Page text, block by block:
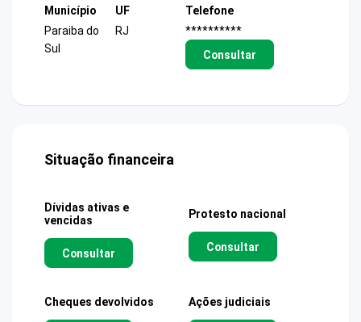
Município
Paraiba do
Sul
UF
RJ
Telefone
**********
Consultar
Situação financeira
Dívidas ativas e
vencidas
Consultar
Protesto nacional
Consultar
Cheques devolvidos Ações judiciais